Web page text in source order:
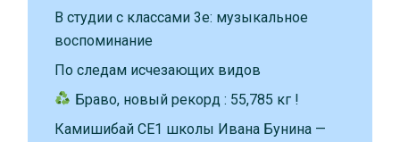
В студии с классами 3е: музыкальное
воспоминание
По следам исчезающих видов
Браво, новый рекорд : 55,785 кг !
Камишибай CE1 школы Ивана Бунина —